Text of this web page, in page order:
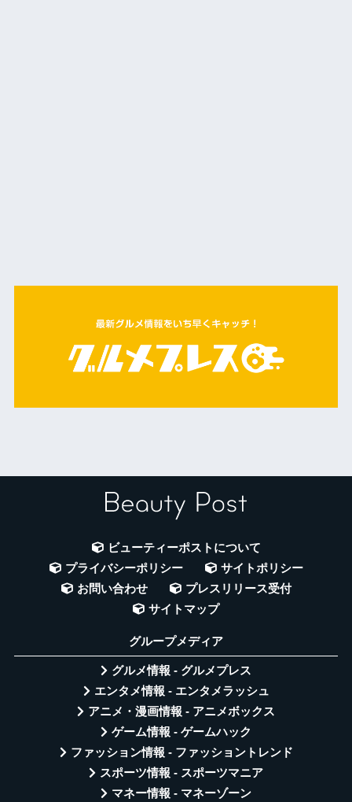
ビューティーポストについて
プライバシーポリシー
サイトポリシー
お問い合わせ
プレスリリース受付
サイトマップ
グループメディア
グルメ情報 - グルメプレス
エンタメ情報 - エンタメラッシュ
アニメ・漫画情報 - アニメボックス
ゲーム情報 - ゲームハック
ファッション情報 - ファッショントレンド
スポーツ情報 - スポーツマニア
マネー情報 - マネーゾーン